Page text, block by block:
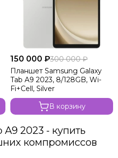
150 000 ₽300 000 ₽
Планшет Samsung Galaxy
Tab A9 2023, 8/128GB, Wi-
Fi+Cell, Silver
В корзину
A9 2023 - купить
компромиссов